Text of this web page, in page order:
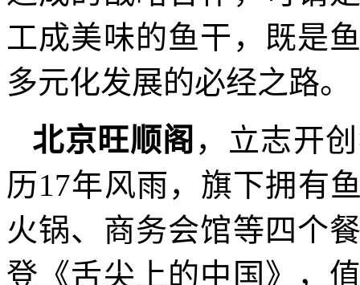
工成美味的鱼干，既是
多元化发展的必经之路。
北京旺顺阁 ，立志开
历17年风雨，旗下拥有
火锅、商务会馆等四个
登《舌尖上的中国》，